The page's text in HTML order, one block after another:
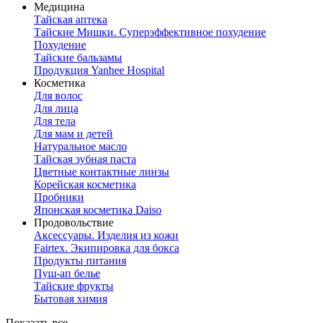
Медицина
Тайская аптека
Тайские Мишки. Суперэффективное похудение
Похудение
Тайские бальзамы
Продукция Yanhee Hospital
Косметика
Для волос
Для лица
Для тела
Для мам и детей
Натуральное масло
Тайская зубная паста
Цветные контактные линзы
Корейская косметика
Пробники
Японская косметика Daiso
Продовольствие
Аксессуары. Изделия из кожи
Fairtex. Экипировка для бокса
Продукты питания
Пуш-ап белье
Тайские фрукты
Бытовая химия